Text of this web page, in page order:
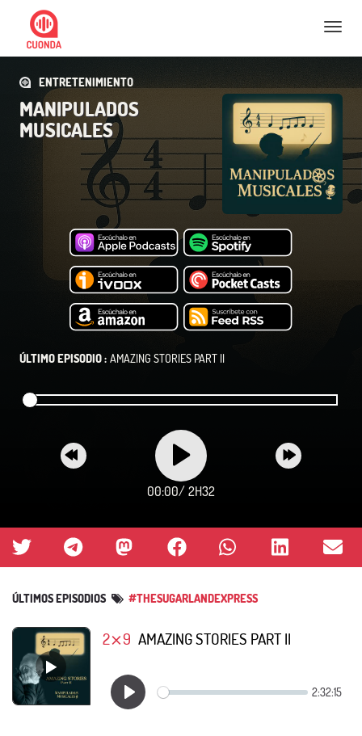
Nav
ENTRETENIMIENTO
MANIPULADOS
MUSICALES
ÚLTIMO EPISODIO : AMAZING STORIES PART II
00:00/ 2H32
ÚLTIMOS EPISODIOS #THESUGARLANDEXPRESS
2⨯9 AMAZING STORIES PART II